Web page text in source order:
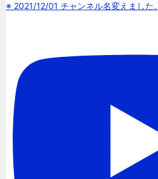
※ 2021/12/01 チャンネル名変えました。